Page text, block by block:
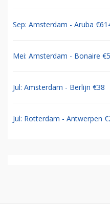
Sep: Amsterdam - Aruba
Mei: Amsterdam - Bonaire
Jul: Amsterdam - Berlijn €38
Jul: Rotterdam - Antwerpen